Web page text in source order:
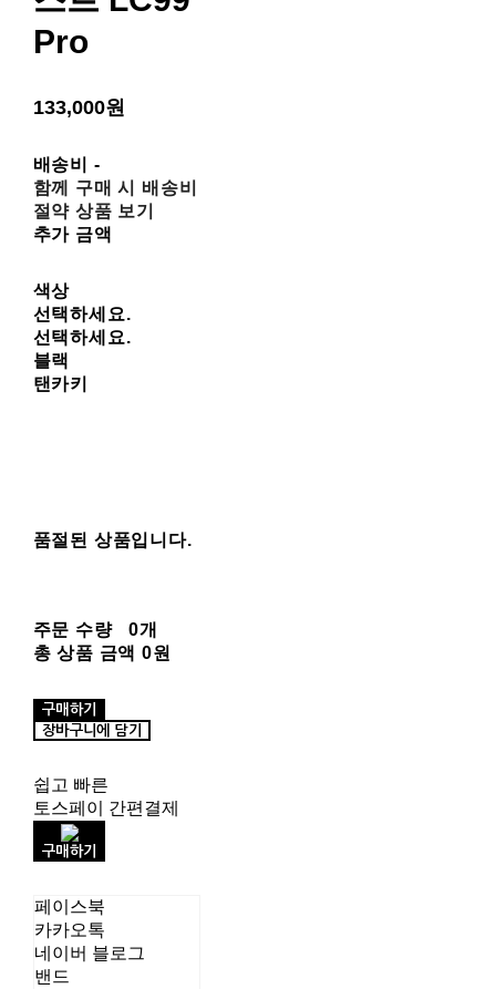
Pro
133,000원
배송비 -
함께 구매 시 배송비
절약 상품 보기
추가 금액
색상
선택하세요.
선택하세요.
블랙
탠카키
품절된 상품입니다.
주문 수량
0개
총 상품 금액 0원
구매하기
장바구니에 담기
쉽고 빠른
토스페이 간편결제
구매하기
페이스북
카카오톡
네이버 블로그
밴드